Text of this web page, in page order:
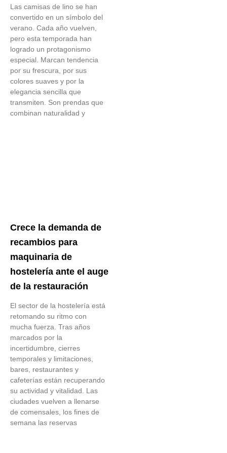
Las camisas de lino se han
convertido en un símbolo del
verano. Cada año vuelven,
pero esta temporada han
logrado un protagonismo
especial. Marcan tendencia
por su frescura, por sus
colores suaves y por la
elegancia sencilla que
transmiten. Son prendas que
combinan naturalidad y
Crece la demanda de
recambios para
maquinaria de
hostelería ante el auge
de la restauración
El sector de la hostelería está
retomando su ritmo con
mucha fuerza. Tras años
marcados por la
incertidumbre, cierres
temporales y limitaciones,
bares, restaurantes y
cafeterías están recuperando
su actividad y vitalidad. Las
ciudades vuelven a llenarse
de comensales, los fines de
semana las reservas